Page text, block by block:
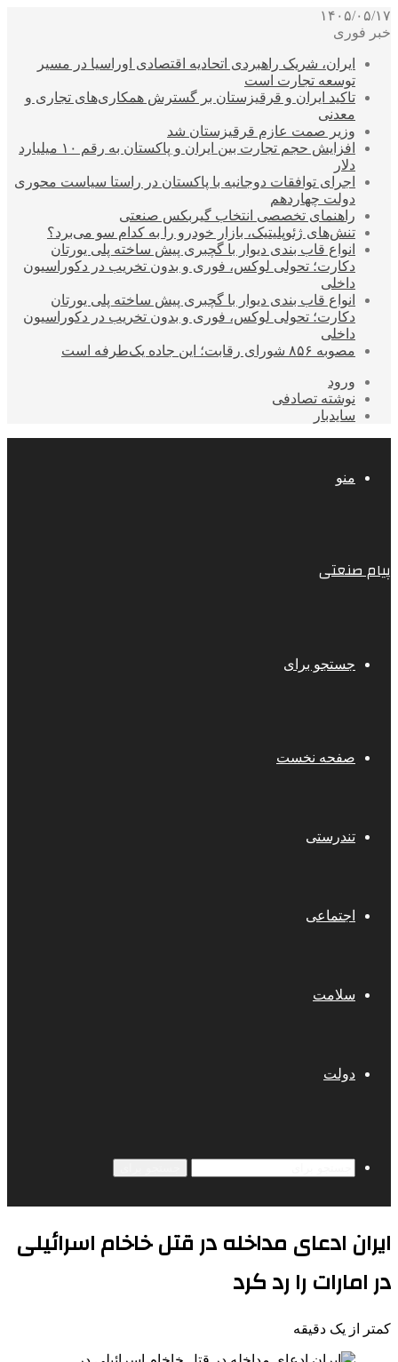
۱۴۰۵/۰۵/۱۷
خبر فوری
ایران، شریک راهبردی اتحادیه اقتصادی اوراسیا در مسیر
توسعه تجارت است
تاکید ایران و قرقیزستان بر گسترش همکاری‌های تجاری و
معدنی
وزیر صمت عازم قرقیزستان شد
افزایش حجم تجارت بین ایران و پاکستان به رقم ۱۰ میلیارد
دلار
اجرای توافقات دوجانبه با پاکستان در راستا سیاست محوری
دولت چهاردهم
راهنمای تخصصی انتخاب گیربکس صنعتی
تنش‌های ژئوپلیتیک، بازار خودرو را به کدام سو می‌برد؟
انواع قاب بندی دیوار با گچبری پیش ساخته پلی یورتان
دکارت؛ تحولی لوکس، فوری و بدون تخریب در دکوراسیون
داخلی
انواع قاب بندی دیوار با گچبری پیش ساخته پلی یورتان
دکارت؛ تحولی لوکس، فوری و بدون تخریب در دکوراسیون
داخلی
مصوبه ۸۵۶ شورای رقابت؛ این جاده یک‌طرفه است
ورود
نوشته تصادفی
سایدبار
منو
پیام صنعتی
جستجو برای
صفحه نخست
تندرستی
اجتماعی
سلامت
دولت
ایران ادعای مداخله در قتل خاخام اسرائیلی
در امارات را رد کرد
کمتر از یک دقیقه